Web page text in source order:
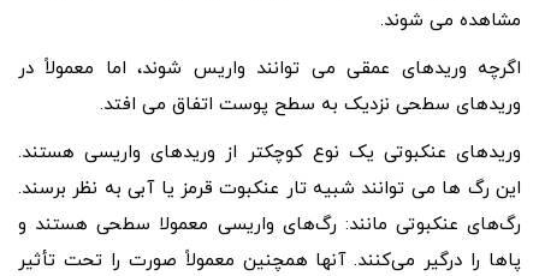
مشاهده می شوند.
اگرچه وریدهای عمقی می توانند واریس شوند، اما معمولاً در
وریدهای سطحی نزدیک به سطح پوست اتفاق می افتد.
وریدهای عنکبوتی یک نوع کوچکتر از وریدهای واریسی هستند.
این رگ ها می توانند شبیه تار عنکبوت قرمز یا آبی به نظر برسند.
رگ‌های عنکبوتی مانند: رگ‌های واریسی معمولا سطحی هستند و
پاها را درگیر می‌کنند. آنها همچنین معمولاً صورت را تحت تأثیر